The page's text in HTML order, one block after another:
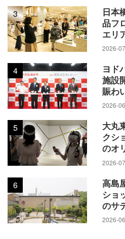
2021年10月セブン&アイ・ホール
本部副本部長
2022年3月そごう・西武取締役常
デジタル戦略本部長
3
日本
品フ
エリ
2026-
4
ヨド
施設
賑わ
2026-
5
大丸
クシ
のオ
2026-
6
高島
ショ
のサ
2026-